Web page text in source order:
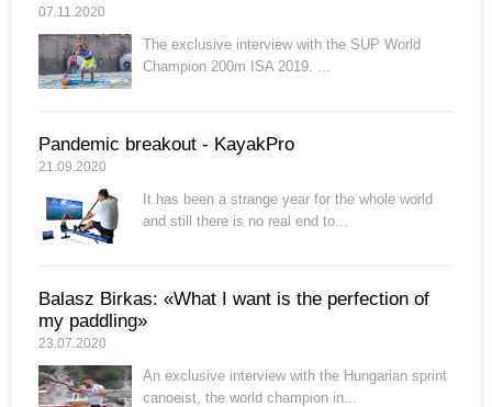
07.11.2020
The exclusive interview with the SUP World
Champion 200m ISA 2019. ...
Pandemic breakout - KayakPro
21.09.2020
It has been a strange year for the whole world
and still there is no real end to...
Balasz Birkas: «What I want is the perfection of
my paddling»
23.07.2020
An exclusive interview with the Hungarian sprint
canoeist, the world champion in...